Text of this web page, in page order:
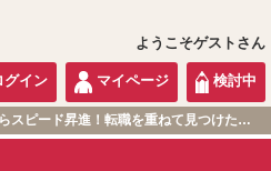
ようこそゲストさん
グイン マイページ 検討中
！転職を重ねて見つけた『本当に働きやすい職場』とは？